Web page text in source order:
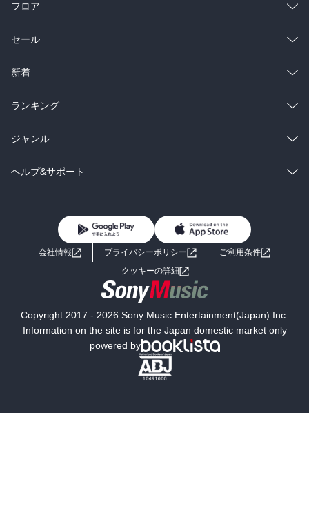
フロア
総合
ラノベ
雑誌・グラビア
BL・TL
セール
総合
ラノベ
雑誌・グラビア
BL・TL
新着
総合
ラノベ
雑誌・グラビア
ランキング
総合
ラノベ
ジャンル
コミック
ライトノベル 男子向けラノベ
小説
海外小説
ミステリー SF
文学
ヘルプ&サポート
よくあるご質問 お問い合わせ
会社情報 プライバシーポリシー
ご利用条件
クッキーの詳細
Copyright 2017 - 2026 Sony Music Entertainment(Japan) Inc.
Information on the site is for the Japan domestic market only
powered by